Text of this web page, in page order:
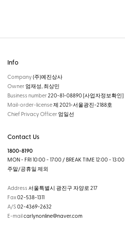
Info
Company(주)예진상사
Owner 엄재성, 최상민
Business number220-81-08890[사업자정보확인]
Mail-order-license제 2021-서울광진-2188호
Chief Privacy Officer 엄일선
Contact Us
1800-8190
MON - FRI 10:00 - 17:00 / BREAK TIME 12:00 - 13:00
주말/공휴일 제외
Address서울특별시 광진구 자양로 217
Fax02-538-1311
A/S02-4369-2632
E-mailcarlynonline@naver.com